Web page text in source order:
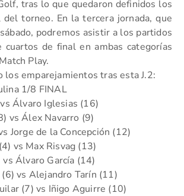
tras lo que quedaron definidos los
torneo. En la tercera jornada, que
podremos asistir a los partidos
cuartos de final en ambas categorías
Play.
los emparejamientos tras esta J.2:
1/8 FINAL
Álvaro Iglesias (16)
vs Álex Navarro (9)
Jorge de la Concepción (12)
vs Max Risvag (13)
vs Álvaro García (14)
vs Alejandro Tarín (11)
(7) vs Iñigo Aguirre (10)